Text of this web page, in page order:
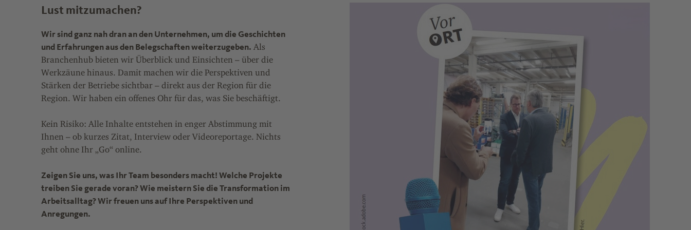
Lust mitzumachen?
Wir sind ganz nah dran an den Unternehmen, um die Geschichten
und Erfahrungen aus den Belegschaften weiterzugeben. Als
Branchenhub bieten wir Überblick und Einsichten – über die
Werkzäune hinaus. Damit machen wir die Perspektiven und
Stärken der Betriebe sichtbar – direkt aus der Region für die
Region. Wir haben ein offenes Ohr für das, was Sie beschäftigt.
Kein Risiko: Alle Inhalte entstehen in enger Abstimmung mit
Ihnen – ob kurzes Zitat, Interview oder Videoreportage. Nichts
geht ohne Ihr „Go“ online.
Zeigen Sie uns, was Ihr Team besonders macht! Welche Projekte
treiben Sie gerade voran? Wie meistern Sie die Transformation im
Arbeitsalltag? Wir freuen uns auf Ihre Perspektiven und
Anregungen.